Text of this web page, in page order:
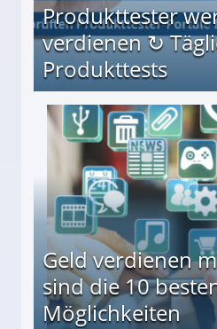
Produkttester
verdienen ↻
Produkttests
↻ Täglich neue Produkttests
Geld verdienen
sind die 10
Möglichkeiten